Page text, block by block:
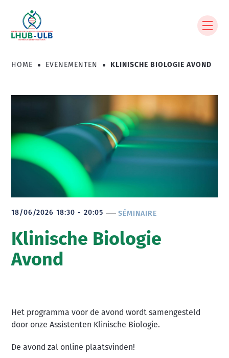
naar
gaanKruimelpad
HOME EVENEMENTEN KLINISCHE BIOLOGIE AVOND
18/06/2026 18:30 - 20:05 SÉMINAIRE
Klinische Biologie
Avond
Het programma voor de avond wordt samengesteld
door onze Assistenten Klinische Biologie.
De avond zal online plaatsvinden!